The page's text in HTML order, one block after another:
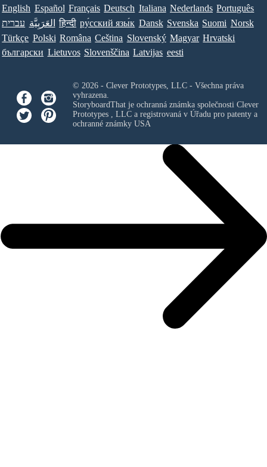
English Español Français Deutsch Italiana Nederlands Português
עברית العَرَبِيَّة हिन्दी ру́сский язы́к Dansk Svenska Suomi Norsk
Türkçe Polski Româna Ceština Slovenský Magyar Hrvatski
български Lietuvos Slovenščina Latvijas eesti
© 2026 - Clever Prototypes, LLC - Všechna práva
vyhrazena.
StoryboardThat je ochranná známka společnosti Clever
Prototypes , LLCa registrovaná v Úřadu pro patenty a
ochranné známky USA